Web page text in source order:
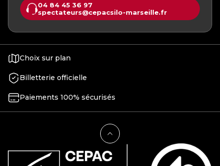
04 84 45 36 97
spectateurs@cepacsilo-marseille.fr
Choix sur plan
Billetterie officielle
Paiements 100% sécurisés